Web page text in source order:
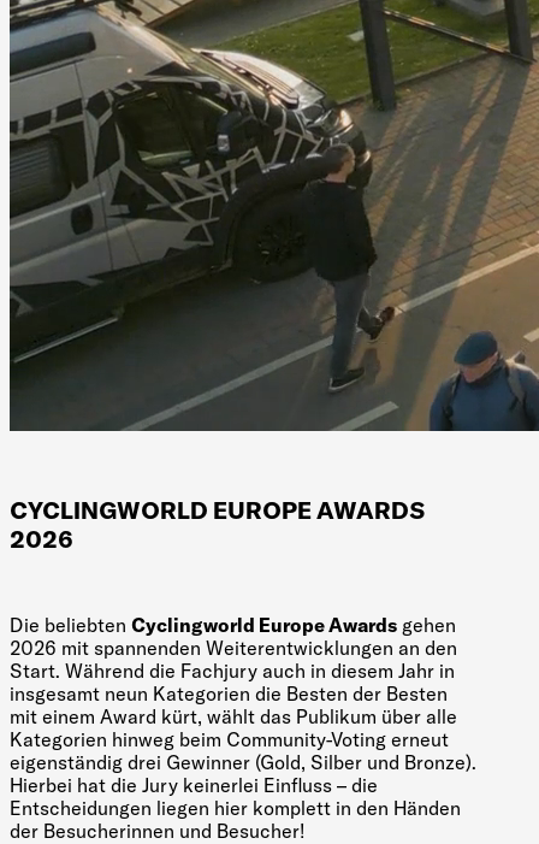
CYCLINGWORLD EUROPE AWARDS
2026
Die beliebten Cyclingworld Europe Awards gehen
2026 mit spannenden Weiterentwicklungen an den
Start. Während die Fachjury auch in diesem Jahr in
insgesamt neun Kategorien die Besten der Besten
mit einem Award kürt, wählt das Publikum über alle
Kategorien hinweg beim Community-Voting erneut
eigenständig drei Gewinner (Gold, Silber und Bronze).
Hierbei hat die Jury keinerlei Einfluss – die
Entscheidungen liegen hier komplett in den Händen
der Besucherinnen und Besucher!